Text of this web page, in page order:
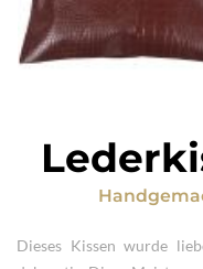
Dieses Kissen wurde